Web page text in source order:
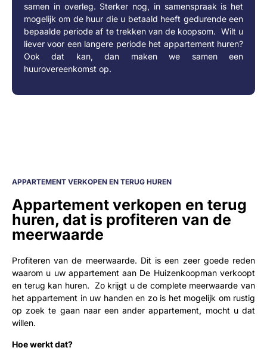
samen in overleg. Sterker nog, in samenspraak is het
mogelijk om de huur die u betaald heeft gedurende een
bepaalde periode af te trekken van de koopsom. Wilt u
liever voor een langere periode het appartement huren?
Ook dat kan, dan maken we samen een
huurovereenkomst op.
APPARTEMENT VERKOPEN EN TERUG HUREN
Appartement verkopen en terug
huren, dat is profiteren van de
meerwaarde
Profiteren van de meerwaarde. Dit is een zeer goede reden
waarom u uw appartement aan De Huizenkoopman verkoopt
en terug kan huren. Zo krijgt u de complete meerwaarde van
het appartement in uw handen en zo is het mogelijk om rustig
op zoek te gaan naar een ander appartement, mocht u dat
willen.
Hoe werkt dat?